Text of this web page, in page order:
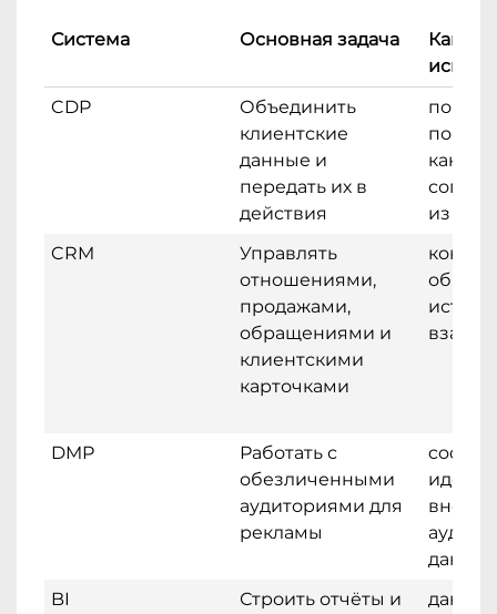
Система Основная задача
Какие
CDP
Объединить
клиентские
данные и
передать их в
действия
из
CRM
Управлять
отношениями,
продажами,
обращениями и
клиентскими
карточками
DMP
Работать с
обезличенными
аудиториями для
рекламы
BI
Строить отчёты и